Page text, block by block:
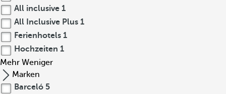
All inclusive 1
All Inclusive Plus 1
Ferienhotels 1
Hochzeiten 1
Mehr Weniger
Marken
Barceló 5